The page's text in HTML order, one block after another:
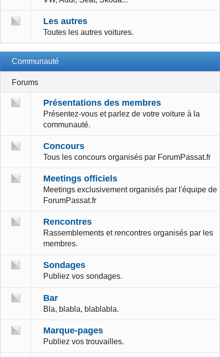
Les autres
Toutes les autres voitures.
Communauté
Forums
Présentations des membres
Présentez-vous et parlez de votre voiture à la
communauté.
Concours
Tous les concours organisés par ForumPassat.fr
Meetings officiels
Meetings exclusivement organisés par l'équipe de
ForumPassat.fr
Rencontres
Rassemblements et rencontres organisés par les
membres.
Sondages
Publiez vos sondages.
Bar
Bla, blabla, blablabla.
Marque-pages
Publiez vos trouvailles.